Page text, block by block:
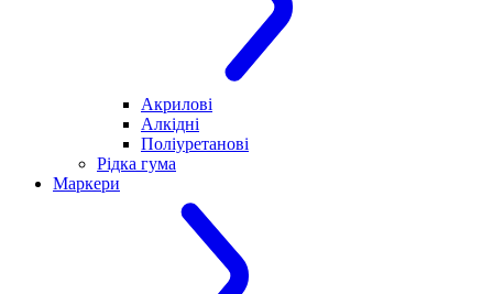
Акрилові
Алкідні
Поліуретанові
Рідка гума
Маркери